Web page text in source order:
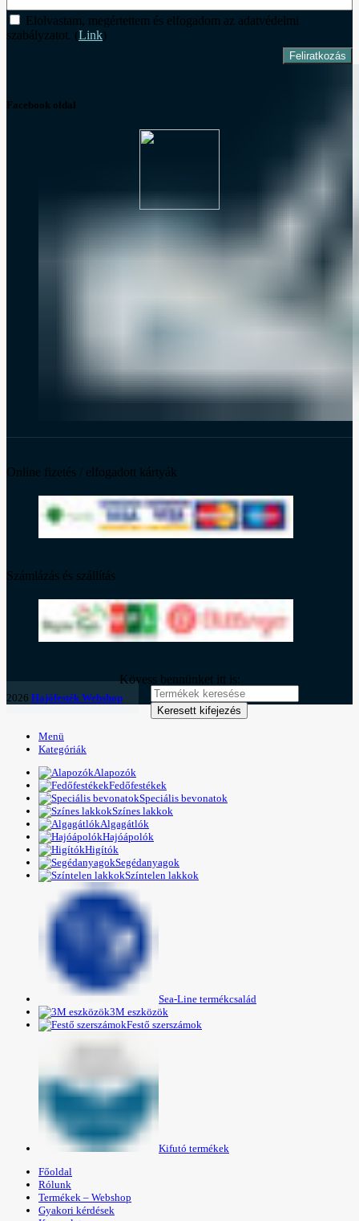
Elolvastam, megértettem és elfogadom az adatvédelmi
szabályzatot. (Link)
Facebook oldal
Online fizetés / elfogadott kártyák
Számlázás és szállítás
Kövess bennünket itt is:
2026 Hajófesték Webshop
Keresett kifejezés
Menü
Kategóriák
Alapozók
Fedőfestékek
Speciális bevonatok
Színes lakkok
Algagátlók
Hajóápolók
Higítók
Segédanyagok
Színtelen lakkok
Sea-Line termékcsalád
3M eszközök
Festő szerszámok
Kifutó termékek
Főoldal
Rólunk
Termékek – Webshop
Gyakori kérdések